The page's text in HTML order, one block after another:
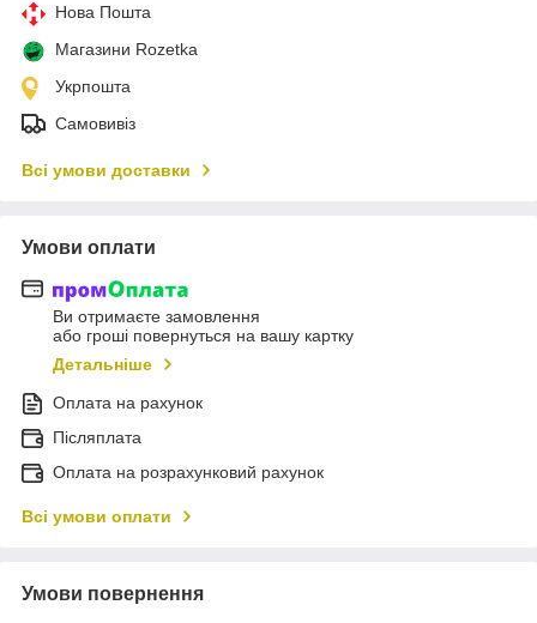
Нова Пошта
Магазини Rozetka
Укрпошта
Самовивіз
Всі умови доставки
Умови оплати
Ви отримаєте замовлення
або гроші повернуться на вашу картку
Детальніше
Оплата на рахунок
Післяплата
Оплата на розрахунковий рахунок
Всі умови оплати
Умови повернення